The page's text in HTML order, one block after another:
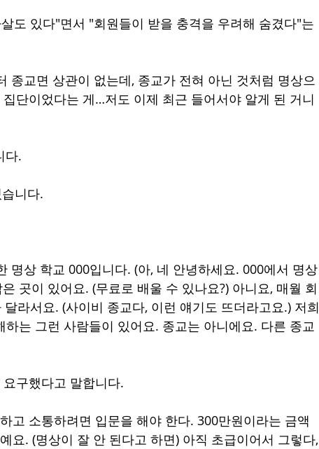
도 있다"면서 "회원들이 받을 충격을 우려해 숨겼다"는
종교면 상관이 없는데, 종교가 전혀 아닌 것처럼 명상으
단이었다는 게…저도 이제 최근 들어서야 알게 된 거니
다.
니다.
명상 학교 000입니다. (아, 네 안녕하세요. 000에서 명상
곳이 있어요. (무료로 배울 수 있나요?) 아니요, 매월 회
라서요. (사이비 종교다, 이런 얘기도 뜨더라고요.) 저희
는 그런 사람들이 있어요. 종교는 아니에요. 다른 종교
구했다고 말합니다.
고 소통하려면 입문을 해야 한다. 300만원이라는 금액
요. (명상이 잘 안 된다고 하면) 아직 초급이어서 그렇다,